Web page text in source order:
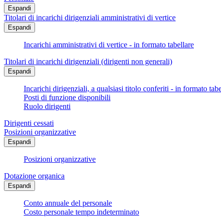
Espandi
Titolari di incarichi dirigenziali amministrativi di vertice
Espandi
Incarichi amministrativi di vertice - in formato tabellare
Titolari di incarichi dirigenziali (dirigenti non generali)
Espandi
Incarichi dirigenziali, a qualsiasi titolo conferiti - in formato
Posti di funzione disponibili
Ruolo dirigenti
Dirigenti cessati
Posizioni organizzative
Espandi
Posizioni organizzative
Dotazione organica
Espandi
Conto annuale del personale
Costo personale tempo indeterminato